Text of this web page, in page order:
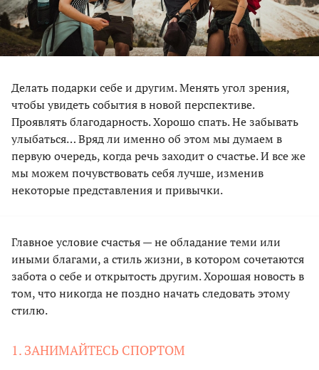
Делать подарки себе и другим. Менять угол зрения,
чтобы увидеть события в новой перспективе.
Проявлять благодарность. Хорошо спать. Не забывать
улыбаться… Вряд ли именно об этом мы думаем в
первую очередь, когда речь заходит о счастье. И все же
мы можем почувствовать себя лучше, изменив
некоторые представления и привычки.
Главное условие счастья — не обладание теми или
иными благами, а стиль жизни, в котором сочетаются
забота о себе и открытость другим. Хорошая новость в
том, что никогда не поздно начать следовать этому
стилю.
1. ЗАНИМАЙТЕСЬ СПОРТОМ